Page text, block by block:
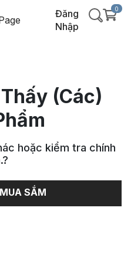
Đăng
Nhập
0
(Các)
hoặc kiểm tra chính
?
SẮM